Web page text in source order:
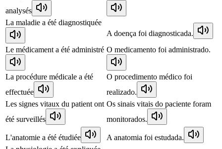
analysés
La maladie a été diagnostiquée
A doença foi diagnosticada.
Le médicament a été administré O medicamento foi administrado.
La procédure médicale a été
effectuée
O procedimento médico foi
realizado.
Les signes vitaux du patient ont
été surveillés
Os sinais vitais do paciente foram
monitorados.
L'anatomie a été étudiée
A anatomia foi estudada.